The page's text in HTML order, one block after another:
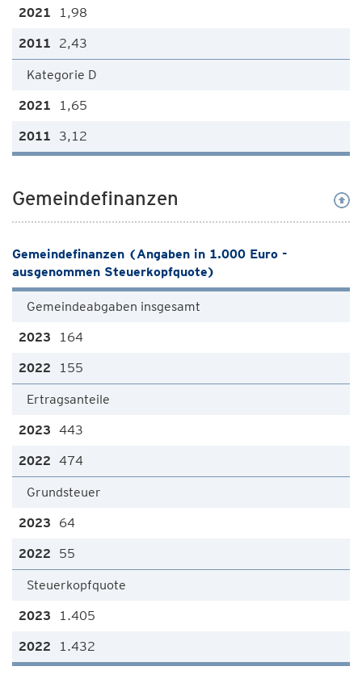
1,98
2,43
Kategorie D
1,65
3,12
Gemeindefinanzen
Gemeindefinanzen (Angaben in 1.000 Euro -
ausgenommen Steuerkopfquote)
Gemeindeabgaben insgesamt
164
155
Ertragsanteile
443
474
Grundsteuer
64
55
Steuerkopfquote
1.405
1.432